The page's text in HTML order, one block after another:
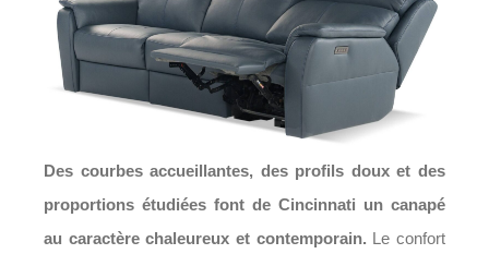
Des courbes accueillantes, des profils doux et des
proportions étudiées font de Cincinnati un canapé
au caractère chaleureux et contemporain. Le confort